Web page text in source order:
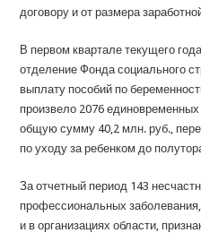
договору и от размера
В первом квартале текущего
отделение Фонда социального
выплату пособий по
произвело 2076
общую сумму 40,2 млн. руб.,
по уходу за ребенком до
За отчетный период 143
профессиональных
и в организациях области,